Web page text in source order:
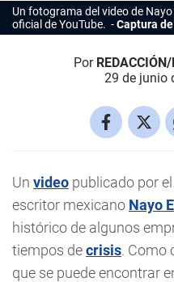
Un fotograma del video de
oficial de YouTube.
Captura
Por
29 de junio
Un video publicado por
escritor mexicano Nayo
histórico de algunos
tiempos decrisis. Como
que se puede encontrar